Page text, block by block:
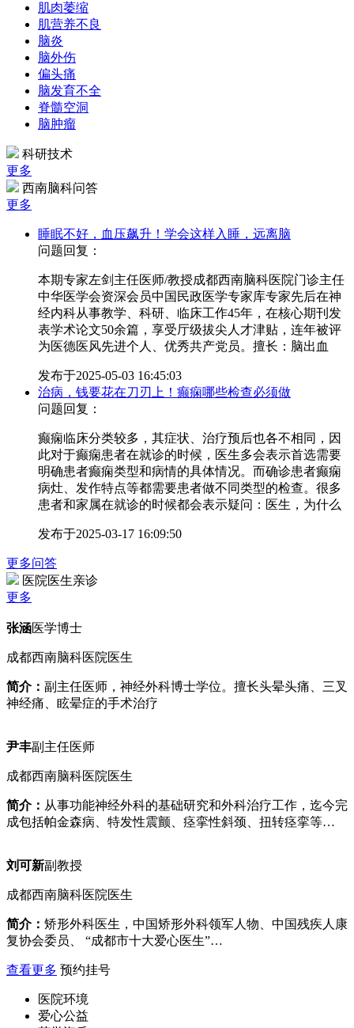
肌肉萎缩
肌营养不良
脑炎
脑外伤
偏头痛
脑发育不全
脊髓空洞
脑肿瘤
科研技术
更多
西南脑科问答
更多
睡眠不好，血压飙升！学会这样入睡，远离脑
问题回复：
本期专家左剑主任医师/教授成都西南脑科医院门诊主任
中华医学会资深会员中国民政医学专家库专家先后在神
经内科从事教学、科研、临床工作45年，在核心期刊发
表学术论文50余篇，享受厅级拔尖人才津贴，连年被评
为医德医风先进个人、优秀共产党员。擅长：脑出血
发布于2025-05-03 16:45:03
治病，钱要花在刀刃上！癫痫哪些检查必须做
问题回复：
癫痫临床分类较多，其症状、治疗预后也各不相同，因
此对于癫痫患者在就诊的时候，医生多会表示首选需要
明确患者癫痫类型和病情的具体情况。而确诊患者癫痫
病灶、发作特点等都需要患者做不同类型的检查。很多
患者和家属在就诊的时候都会表示疑问：医生，为什么
发布于2025-03-17 16:09:50
更多问答
医院医生亲诊
更多
张涵医学博士
成都西南脑科医院医生
简介： 副主任医师，神经外科博士学位。擅长头晕头痛、三叉
神经痛、眩晕症的手术治疗
尹丰副主任医师
成都西南脑科医院医生
简介： 从事功能神经外科的基础研究和外科治疗工作，迄今完
成包括帕金森病、特发性震颤、痉挛性斜颈、扭转痉挛等…
刘可新副教授
成都西南脑科医院医生
简介： 矫形外科医生，中国矫形外科领军人物、中国残疾人康
复协会委员、 “成都市十大爱心医生”…
查看更多 预约挂号
医院环境
爱心公益